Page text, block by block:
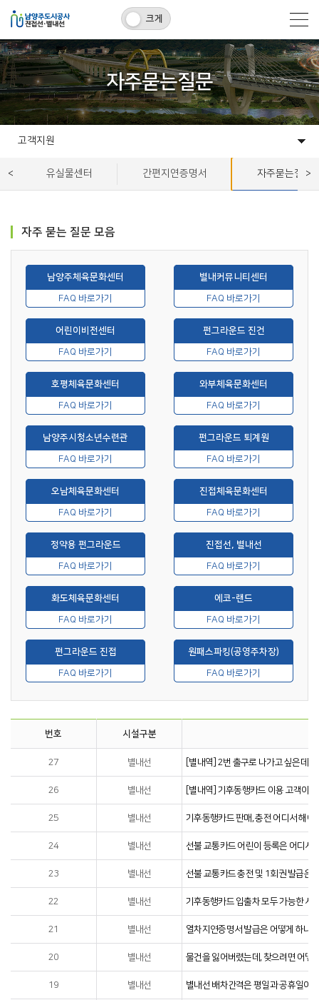
크게
자주묻는질문
고객지원
시설개요
이용안내
알림마당
안전환경
고객지원유실물센터 간편지연증명서 자주묻는질문
자주 묻는 질문 모음
남양주체육문화센터
FAQ 바로가기
별내커뮤니티센터
FAQ 바로가기
어린이비전센터
FAQ 바로가기
펀그라운드 진건
FAQ 바로가기
호평체육문화센터
FAQ 바로가기
와부체육문화센터
FAQ 바로가기
남양주시청소년수련관
FAQ 바로가기
펀그라운드 퇴계원
FAQ 바로가기
오남체육문화센터
FAQ 바로가기
진접체육문화센터
FAQ 바로가기
정약용 펀그라운드
FAQ 바로가기
진접선, 별내선
FAQ 바로가기
화도체육문화센터
FAQ 바로가기
에코-랜드
FAQ 바로가기
펀그라운드 진접
FAQ 바로가기
원패스파킹(공영주차장)
FAQ 바로가기
번호 시설구분
27 별내선 [별내역] 2번 출구로 나가고 싶은데
26 별내선 [별내역] 기후동행카드 이용 고객이
25 별내선 기후동행카드 판매, 충전 어디서 해야
24 별내선 선불 교통카드 어린이 등록은 어디서
23 별내선 선불 교통카드 충전 및 1회권 발급은
22 별내선 기후동행카드 입출차 모두 가능한 서
21 별내선 열차지연증명서 발급은 어떻게 하나
20 별내선 물건을 잃어버렸는데, 찾으려면 어떻
19 별내선 별내선 배차간격은 평일과 공휴일이